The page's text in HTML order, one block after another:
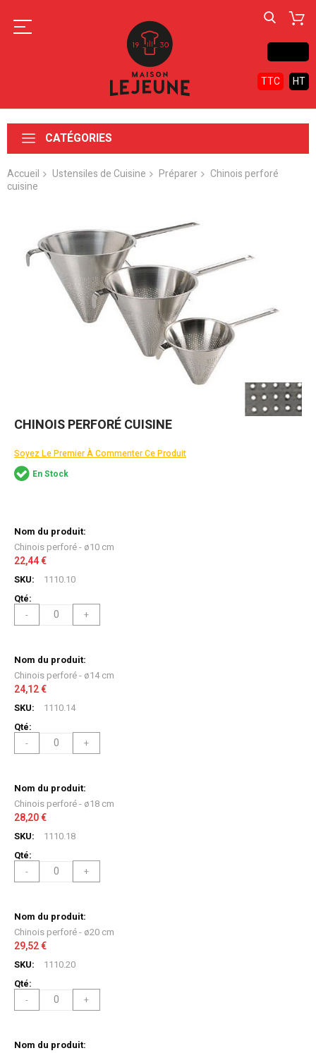
TTC HT
CATÉGORIES
Accueil Ustensiles de Cuisine Préparer
Chinois perforé
cuisine
end
Skip
beginning
of
the
CHINOIS PERFORÉ CUISINE
Soyez Le Premier À Commenter Ce Produit
En Stock
du
produit
groupé
Chinois perforé - ø10 cm
22,44 €
1110.10
- +
Chinois perforé - ø14 cm
24,12 €
1110.14
- +
Chinois perforé - ø18 cm
28,20 €
1110.18
- +
Chinois perforé - ø20 cm
29,52 €
1110.20
- +